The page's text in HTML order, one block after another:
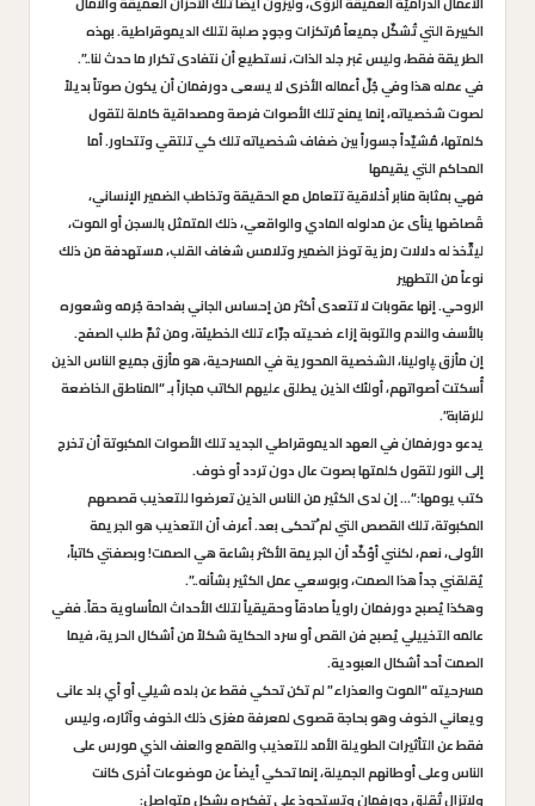
الكبيرة التي تُشكّل جميعاً مُرتكزات وجودٍ صلبة لتلك الديموقراطية. بهذه
الطريقة فقط، وليس عَبر جلد الذات، نستطيع أن نتفادى تكرار ما حدث لنا..”.
في عمله هذا وفي جُلّ أعماله الأخرى لا يسعى دورفمان أن يكون صوتاً بديلاً
لصوت شخصياته، إنما يمنح تلك الأصوات فرصة ومصداقية كاملة لتقول
كلمتها، مُشيّداً جسوراً بين ضفاف شخصياته تلك كي تلتقي وتتحاور. أما
المحاكم التي يقيمها
فهي بمثابة منابر أخلاقية تتعامل مع الحقيقة وتخاطب الضمير الإنساني،
قَصاصَها ينأى عن مدلوله المادي والواقعي، ذلك المتمثل بالسجن أو الموت،
ليتَّخذ له دلالات رمزية توخز الضمير وتلامس شغاف القلب، مستهدفة من ذلك
نوعاً من التطهير
الروحي. إنها عقوبات لا تتعدى أكثر من إحساس الجاني بفداحة جُرمه وشعوره
بالأسف والندم والتوبة إزاء ضحيته جرَّاء تلك الخطيئة، ومن ثمَّ طلب الصفح.
إن مأزق ﭙاولينا، الشخصية المحورية في المسرحية، هو مأزق جميع الناس الذين
أُسكتت أصواتهم، أولئك الذين يطلق عليهم الكاتب مجازاً بـ “المناطق الخاضعة
للرقابة”.
يدعو دورفمان في العهد الديموقراطي الجديد تلك الأصوات المكبوتة أن تخرج
إلى النور لتقول كلمتها بصوت عال دون تردد أو خوف.
كتب يومها: “… إن لدى الكثير من الناس الذين تعرضوا للتعذيب قصصهم
المكبوتة، تلك القصص التي لم ُتحكى بعد. أعرف أن التعذيب هو الجريمة
الأولى، نعم، لكنني أؤكّد أن الجريمة الأكثر بشاعة هي الصمت! وبصفتي كاتباً،
يُقلقني جداً هذا الصمت، وبوسعي عمل الكثير بشأنه..”.
وهكذا يُصبح دورفمان راوياً صادقاً وحقيقياً لتلك الأحداث المأساوية حقاً. ففي
عالمه التخييلي يُصبح فن القص أو سرد الحكاية شكلاً من أشكال الحرية، فيما
الصمت أحد أشكال العبودية.
مسرحيته “الموت والعذراء” لم تكن تحكي فقط عن بلده شيلي أو أي بلد عانى
ويعاني الخوف وهو بحاجة قصوى لمعرفة مغزى ذلك الخوف وآثاره، وليس
فقط عن التأثيرات الطويلة الأمد للتعذيب والقمع والعنف الذي مورس على
الناس وعلى أوطانهم الجميلة، إنما تحكي أيضاً عن موضوعات أخرى كانت
ولاتزال تُقلق دورفمان وتستحوذ على تفكيره بشكل متواصل: